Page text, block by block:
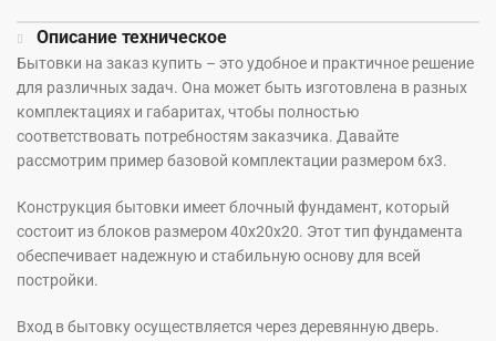
Описание техническое
Бытовки на заказ купить – это удобное и практичное решение
для различных задач. Она может быть изготовлена в разных
комплектациях и габаритах, чтобы полностью
соответствовать потребностям заказчика. Давайте
рассмотрим пример базовой комплектации размером 6х3.
Конструкция бытовки имеет блочный фундамент, который
состоит из блоков размером 40х20х20. Этот тип фундамента
обеспечивает надежную и стабильную основу для всей
постройки.
Вход в бытовку осуществляется через деревянную дверь.